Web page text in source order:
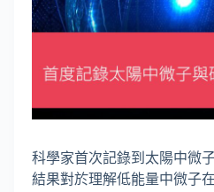
科學家首次記錄到太陽中微
結果對於理解低能量中微子